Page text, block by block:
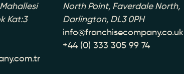
Kat:3
North Point, Faverdale North,
Darlington, DL3 0PH
info@franchisecompany.co.uk
+44 (0) 333 305 99 74